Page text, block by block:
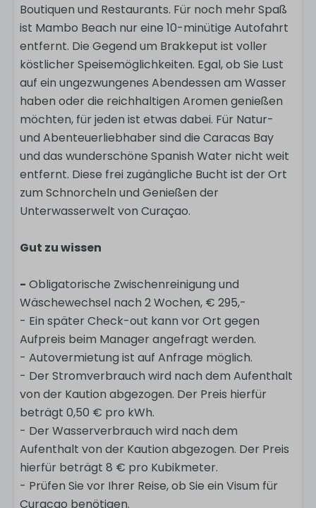
Boutiquen und Restaurants. Für noch mehr Spaß
ist Mambo Beach nur eine 10-minütige Autofahrt
entfernt. Die Gegend um Brakkeput ist voller
köstlicher Speisemöglichkeiten. Egal, ob Sie Lust
auf ein ungezwungenes Abendessen am Wasser
haben oder die reichhaltigen Aromen genießen
möchten, für jeden ist etwas dabei. Für Natur-
und Abenteuerliebhaber sind die Caracas Bay
und das wunderschöne Spanish Water nicht weit
entfernt. Diese frei zugängliche Bucht ist der Ort
zum Schnorcheln und Genießen der
Unterwasserwelt von Curaçao.
Gut zu wissen
- Obligatorische Zwischenreinigung und
Wäschewechsel nach 2 Wochen, € 295,-
- Ein später Check-out kann vor Ort gegen
Aufpreis beim Manager angefragt werden.
- Autovermietung ist auf Anfrage möglich.
- Der Stromverbrauch wird nach dem Aufenthalt
von der Kaution abgezogen. Der Preis hierfür
beträgt 0,50 € pro kWh.
- Der Wasserverbrauch wird nach dem
Aufenthalt von der Kaution abgezogen. Der Preis
hierfür beträgt 8 € pro Kubikmeter.
- Prüfen Sie vor Ihrer Reise, ob Sie ein Visum für
Curacao benötigen.